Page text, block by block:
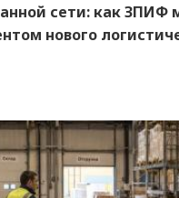
сети: как ЗПИФ
нового